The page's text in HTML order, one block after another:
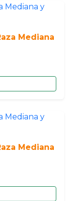
Mediana
Mediana